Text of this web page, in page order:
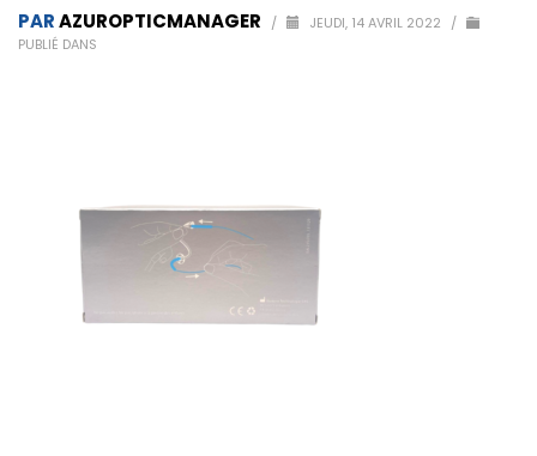
PARAZUROPTICMANAGER / JEUDI, 14 AVRIL 2022
/
PUBLIÉ DANS